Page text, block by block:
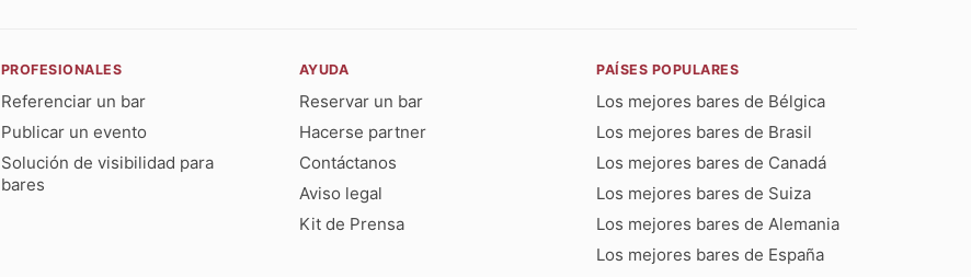
PROFESIONALES
Referenciar un bar
Publicar un evento
Solución de visibilidad para
bares
AYUDA
Reservar un bar
Hacerse partner
Contáctanos
Aviso legal
Kit de Prensa
PAÍSES POPULARES
Los mejores bares de Bélgica
Los mejores bares de Brasil
Los mejores bares de Canadá
Los mejores bares de Suiza
Los mejores bares de Alemania
Los mejores bares de España